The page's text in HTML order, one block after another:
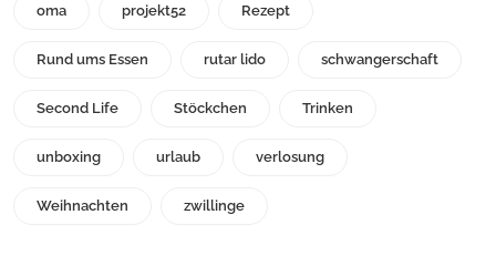
oma projekt52 Rezept
Rund ums Essen rutar lido schwangerschaft
Second Life Stöckchen Trinken
unboxing urlaub verlosung
Weihnachten zwillinge